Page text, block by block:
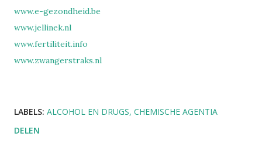
www.e-gezondheid.be
www.jellinek.nl
www.fertiliteit.info
www.zwangerstraks.nl
LABELS: ALCOHOL EN DRUGS CHEMISCHE AGENTIA
DELEN